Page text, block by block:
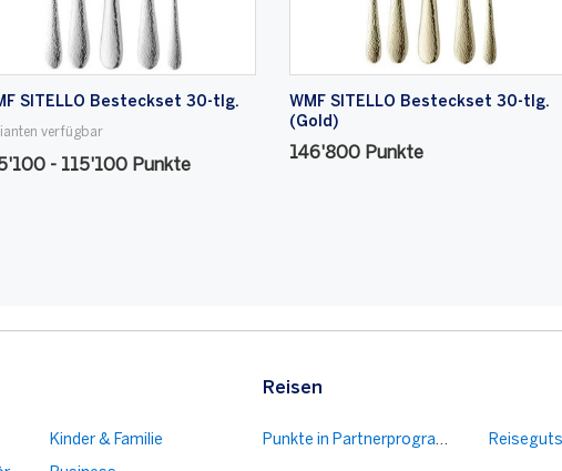
SITELLO Besteckset 30-tlg.
verfügbar
- 115'100 Punkte
WMF SITELLO Besteckset 30-tlg.
(Gold)
146'800 Punkte
Kinder & Familie
Reisen
Punkte in Partnerprogramme übertragen